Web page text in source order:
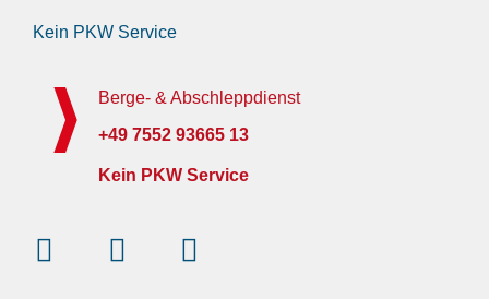
Kein PKW Service
Berge- & Abschleppdienst
+49 7552 93665 13
Kein PKW Service
InstagramFacebook-
f
Youtube